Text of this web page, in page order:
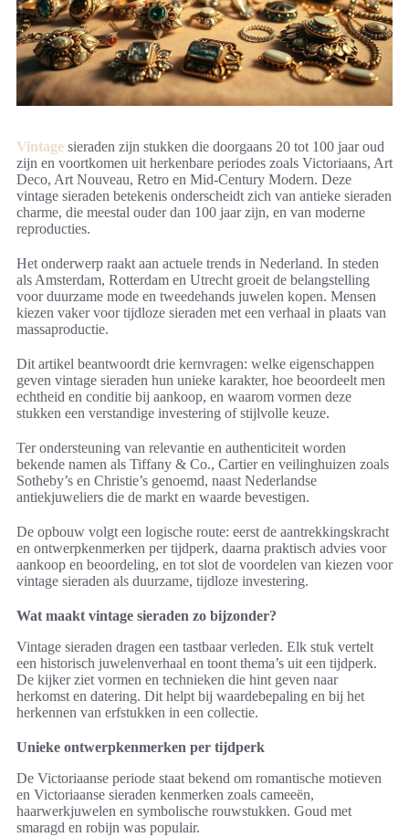
Vintage sieraden zijn stukken die doorgaans 20 tot 100 jaar oud
zijn en voortkomen uit herkenbare periodes zoals Victoriaans, Art
Deco, Art Nouveau, Retro en Mid-Century Modern. Deze
vintage sieraden betekenis onderscheidt zich van antieke sieraden
charme, die meestal ouder dan 100 jaar zijn, en van moderne
reproducties.
Het onderwerp raakt aan actuele trends in Nederland. In steden
als Amsterdam, Rotterdam en Utrecht groeit de belangstelling
voor duurzame mode en tweedehands juwelen kopen. Mensen
kiezen vaker voor tijdloze sieraden met een verhaal in plaats van
massaproductie.
Dit artikel beantwoordt drie kernvragen: welke eigenschappen
geven vintage sieraden hun unieke karakter, hoe beoordeelt men
echtheid en conditie bij aankoop, en waarom vormen deze
stukken een verstandige investering of stijlvolle keuze.
Ter ondersteuning van relevantie en authenticiteit worden
bekende namen als Tiffany & Co., Cartier en veilinghuizen zoals
Sotheby’s en Christie’s genoemd, naast Nederlandse
antiekjuweliers die de markt en waarde bevestigen.
De opbouw volgt een logische route: eerst de aantrekkingskracht
en ontwerpkenmerken per tijdperk, daarna praktisch advies voor
aankoop en beoordeling, en tot slot de voordelen van kiezen voor
vintage sieraden als duurzame, tijdloze investering.
Wat maakt vintage sieraden zo bijzonder?
Vintage sieraden dragen een tastbaar verleden. Elk stuk vertelt
een historisch juwelenverhaal en toont thema’s uit een tijdperk.
De kijker ziet vormen en technieken die hint geven naar
herkomst en datering. Dit helpt bij waardebepaling en bij het
herkennen van erfstukken in een collectie.
Unieke ontwerpkenmerken per tijdperk
De Victoriaanse periode staat bekend om romantische motieven
en Victoriaanse sieraden kenmerken zoals cameeën,
haarwerkjuwelen en symbolische rouwstukken. Goud met
smaragd en robijn was populair.